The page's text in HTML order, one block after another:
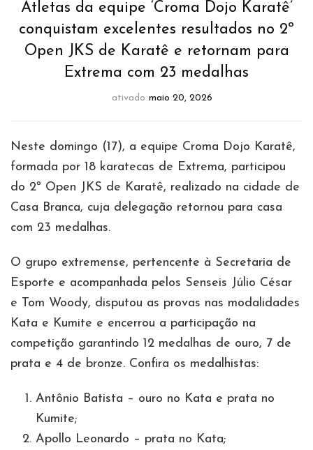
Atletas da equipe ‘Croma Dojo Karatê’
conquistam excelentes resultados no 2º
Open JKS de Karatê e retornam para
Extrema com 23 medalhas
ativado maio 20, 2026
Neste domingo (17), a equipe Croma Dojo Karatê,
formada por 18 karatecas de Extrema, participou
do 2º Open JKS de Karatê, realizado na cidade de
Casa Branca, cuja delegação retornou para casa
com 23 medalhas.
O grupo extremense, pertencente à Secretaria de
Esporte e acompanhada pelos Senseis Júlio César
e Tom Woody, disputou as provas nas modalidades
Kata e Kumite e encerrou a participação na
competição garantindo 12 medalhas de ouro, 7 de
prata e 4 de bronze. Confira os medalhistas:
Antônio Batista – ouro no Kata e prata no
Kumite;
Apollo Leonardo – prata no Kata;